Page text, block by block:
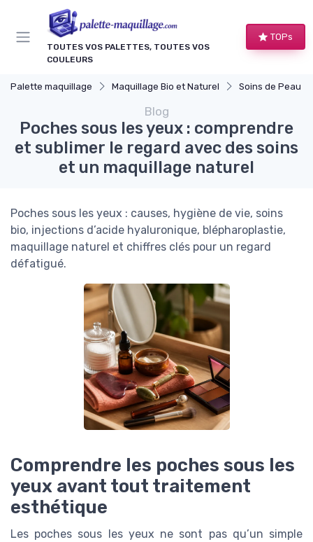
TOUTES VOS PALETTES, TOUTES VOS
COULEURS
TOPs
Palette maquillage Maquillage Bio et Naturel Soins de Peau Bio et
Blog
Poches sous les yeux : comprendre
et sublimer le regard avec des soins
et un maquillage naturel
Poches sous les yeux : causes, hygiène de vie, soins
bio, injections d’acide hyaluronique, blépharoplastie,
maquillage naturel et chiffres clés pour un regard
défatigué.
Comprendre les poches sous les
yeux avant tout traitement
esthétique
Les poches sous les yeux ne sont pas qu’un simple
Panneau de gestion des cookies